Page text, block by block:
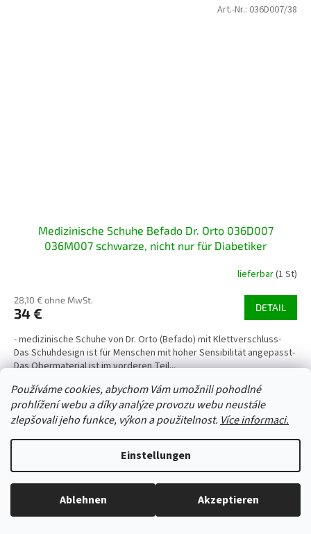
Používáme cookies, abychom Vám umožnili pohodlné
prohlížení webu a díky analýze provozu webu neustále
zlepšovali jeho funkce, výkon a použitelnost. Více informaci.
Einstellungen
Ablehnen Akzeptieren
Medizinische Schuhe Befado Dr. Orto 036D007
036M007 schwarze, nicht nur für Diabetiker
lieferbar(1 St)
28,10 € ohne MwSt.
34 € DETAIL
- medizinische Schuhe von Dr. Orto (Befado) mit Klettverschluss-
Das Schuhdesign ist für Menschen mit hoher Sensibilität angepasst-
Das Obermaterial ist im vorderen Teil...
37
38 40 41 46 48
Art.-Nr.: 036D007/38
Art.-Nr.:48766/34/35